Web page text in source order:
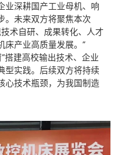
业深耕国产工业母机、响
。未来双方将聚焦本次
术自研、成果转化、人才
床产业高质量发展。”
建高校输出技术、企业
型实践。后续双方将持续
心技术瓶颈，为我国制造